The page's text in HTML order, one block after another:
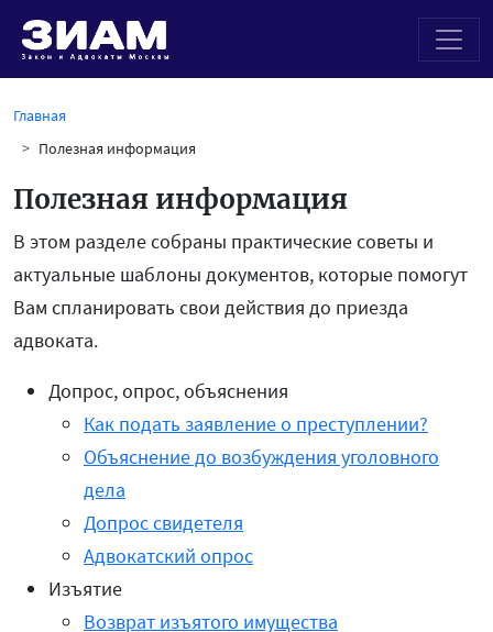
Главная
Полезная информация
Полезная информация
В этом разделе собраны практические советы и
актуальные шаблоны документов, которые помогут
Вам спланировать свои действия до приезда
адвоката.
Допрос, опрос, объяснения
Как подать заявление о преступлении?
Объяснение до возбуждения уголовного
дела
Допрос свидетеля
Адвокатский опрос
Изъятие
Возврат изъятого имущества